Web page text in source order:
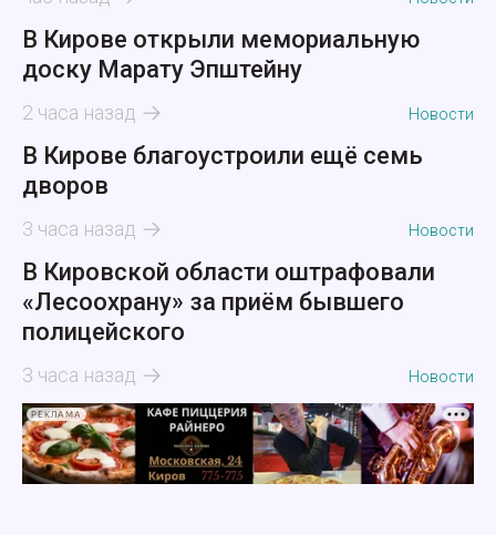
В Кирове открыли мемориальную
доску Марату Эпштейну
2 часа назад Новости
В Кирове благоустроили ещё семь
дворов
3 часа назад Новости
В Кировской области оштрафовали
«Лесоохрану» за приём бывшего
полицейского
3 часа назад Новости
РЕКЛАМА